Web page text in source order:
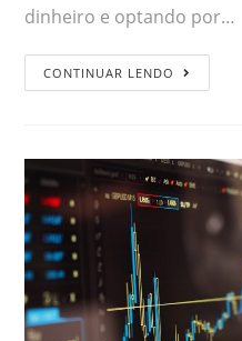
dinheiro e optando por…
CONTINUAR LENDO